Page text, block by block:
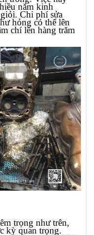
năm kinh
Chi phí sửa
hỏng có thể lên
chí lên hàng trăm
trọng như trên,
kỳ quan trọng.